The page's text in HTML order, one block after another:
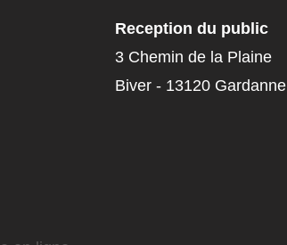
Reception du public
3 Chemin de la Plaine
Biver - 13120 Gardanne